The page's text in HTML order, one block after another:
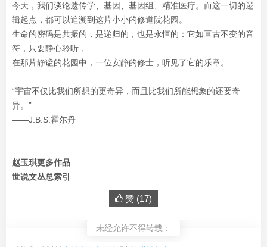
今天，我们谈论遗传学、基因、基因组、精准医疗。而这一切的逻
辑起点，都可以追溯到这片小小的修道院花园。
生命的密码是共振的，是递归的，也是永恒的：它如亘古不变的音
符，只要静心聆听，
在那片静谧的花园中，一位安静的修士，听见了它的乐章。
“宇宙不仅比我们所想的更奇异，而且比我们所能想象的还要奇
异。”
——J.B.S.霍尔丹
赵玉琪更多作品
世说文丛总索引
赞 (17)
未经允许不得转载：